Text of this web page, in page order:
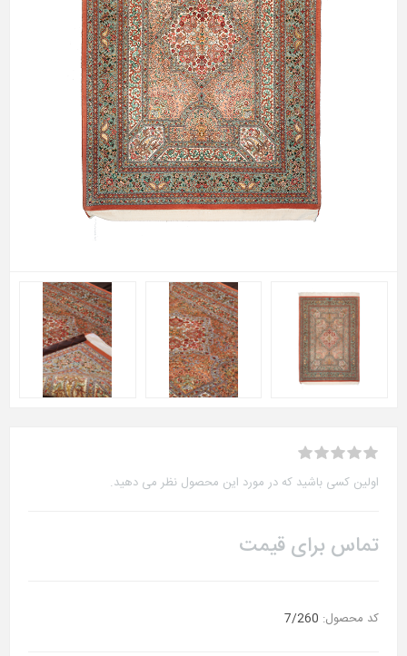
اولین کسی باشید که در مورد این محصول نظر می دهید.
تماس برای قیمت
کد محصول: 7/260